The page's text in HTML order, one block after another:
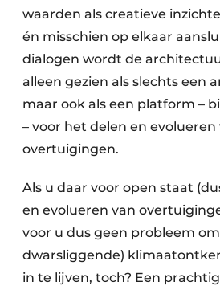
waarden als creatieve
én misschien op elkaar
dialogen wordt de
alleen gezien als slechts een
maar ook als een platform –
– voor het delen en evolueren
overtuigingen.
Als u daar voor open staat
en evolueren van
voor u dus geen probleem
dwarsliggende)
in te lijven, toch? Een